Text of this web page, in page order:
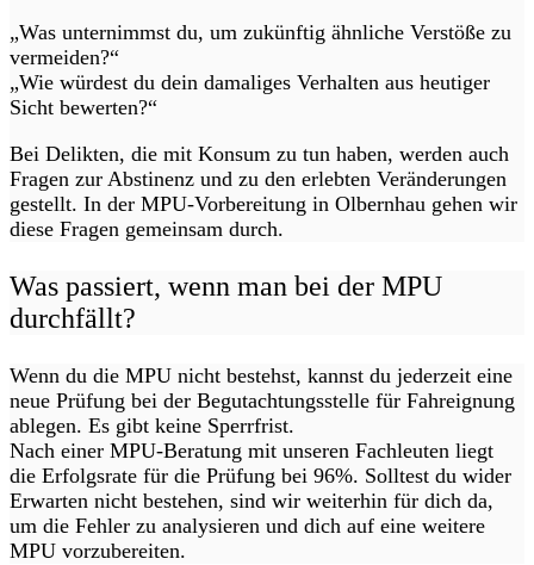
„Was unternimmst du, um zukünftig ähnliche Verstöße zu
vermeiden?“
„Wie würdest du dein damaliges Verhalten aus heutiger
Sicht bewerten?“
Bei Delikten, die mit Konsum zu tun haben, werden auch
Fragen zur Abstinenz und zu den erlebten Veränderungen
gestellt. In der MPU-Vorbereitung in Olbernhau gehen wir
diese Fragen gemeinsam durch.
Was passiert, wenn man bei der MPU
durchfällt?
Wenn du die MPU nicht bestehst, kannst du jederzeit eine
neue Prüfung bei der Begutachtungsstelle für Fahreignung
ablegen. Es gibt keine Sperrfrist.
Nach einer MPU-Beratung mit unseren Fachleuten liegt
die Erfolgsrate für die Prüfung bei 96%. Solltest du wider
Erwarten nicht bestehen, sind wir weiterhin für dich da,
um die Fehler zu analysieren und dich auf eine weitere
MPU vorzubereiten.